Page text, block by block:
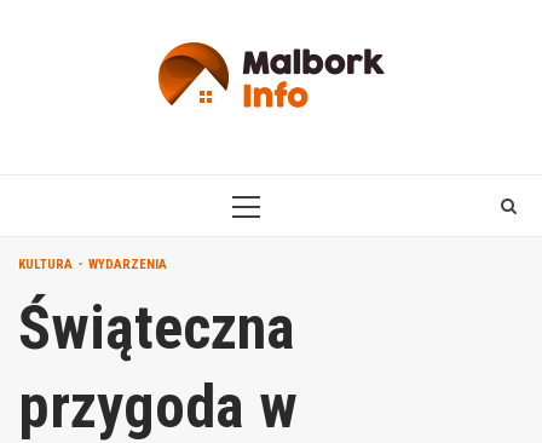
PRIMARY
KULTURA WYDARZENIA
Świąteczna
przygoda w